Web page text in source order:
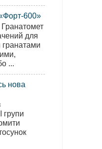
600»
для
гранатами
...
нова
групи